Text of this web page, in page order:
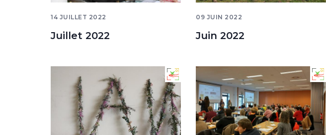
14 JUILLET 2022
Juillet 2022
09 JUIN 2022
Juin 2022